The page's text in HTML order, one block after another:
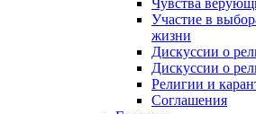
Чувства
Участие в
жизни
Дискуссии о
Дискуссии о
Религии и
Соглашения